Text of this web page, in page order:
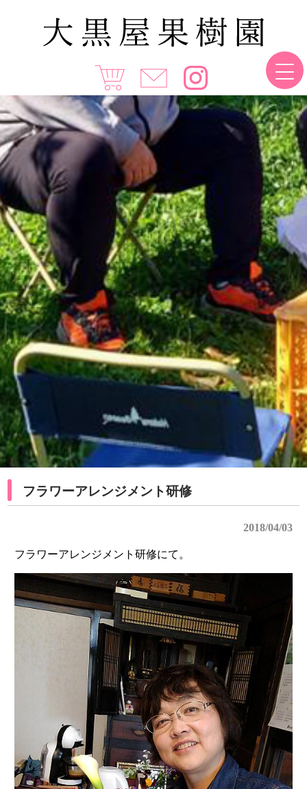
フラワーアレンジメント研修
2018/04/03
フラワーアレンジメント研修にて。